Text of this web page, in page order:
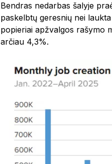
Bendras nedarbas šalyje
paskelbtų geresnių nei
popieriai apžvalgos rašymo
arčiau 4,3%.